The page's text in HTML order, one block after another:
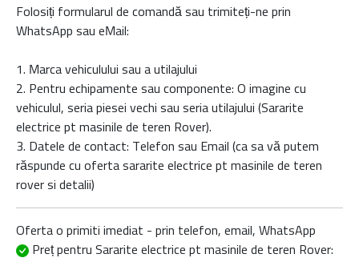
Folosiți formularul de comandă sau trimiteți-ne prin
WhatsApp sau eMail:
1. Marca vehiculului sau a utilajului
2. Pentru echipamente sau componente: O imagine cu
vehiculul, seria piesei vechi sau seria utilajului (Sararite
electrice pt masinile de teren Rover).
3. Datele de contact: Telefon sau Email (ca sa vă putem
răspunde cu oferta sararite electrice pt masinile de teren
rover si detalii)
Oferta o primiti imediat - prin telefon, email, WhatsApp
Preț pentru Sararite electrice pt masinile de teren Rover: